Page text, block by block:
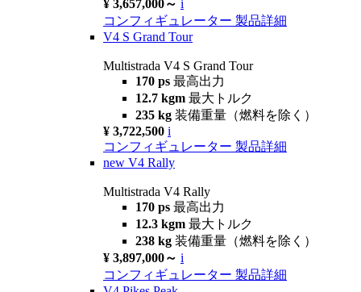
¥ 3,657,000～ i
コンフィギュレーター 製品詳細
V4 S Grand Tour
Multistrada V4 S Grand Tour
170 ps 最高出力
12.7 kgm 最大トルク
235 kg 装備重量（燃料を除く）
¥ 3,722,500 i
コンフィギュレーター 製品詳細
new V4 Rally
Multistrada V4 Rally
170 ps 最高出力
12.3 kgm 最大トルク
238 kg 装備重量（燃料を除く）
¥ 3,897,000～ i
コンフィギュレーター 製品詳細